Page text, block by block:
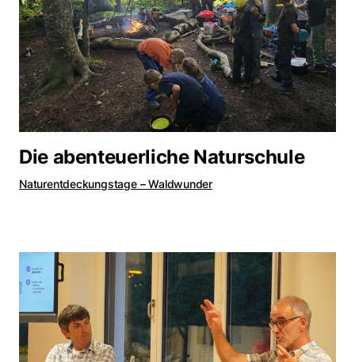
Die abenteuerliche Naturschule
Naturentdeckungstage – Waldwunder